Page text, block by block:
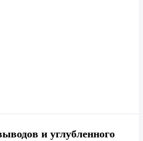
и углубленного